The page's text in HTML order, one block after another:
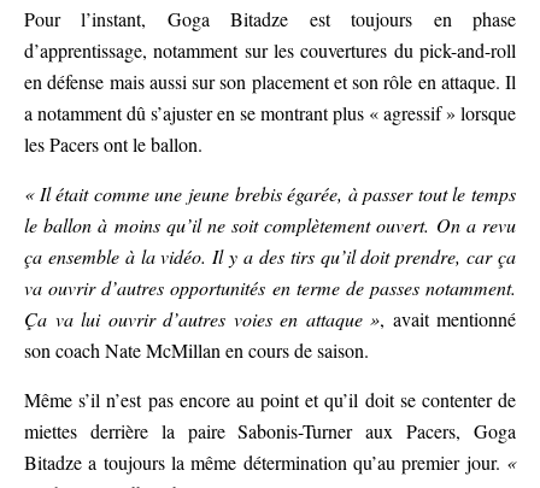
Pour l’instant, Goga Bitadze est toujours en phase
d’apprentissage, notamment sur les couvertures du pick-and-roll
en défense mais aussi sur son placement et son rôle en attaque. Il
a notamment dû s’ajuster en se montrant plus « agressif » lorsque
les Pacers ont le ballon.
« Il était comme une jeune brebis égarée, à passer tout le temps
le ballon à moins qu’il ne soit complètement ouvert. On a revu
ça ensemble à la vidéo. Il y a des tirs qu’il doit prendre, car ça
va ouvrir d’autres opportunités en terme de passes notamment.
Ça va lui ouvrir d’autres voies en attaque », avait mentionné
son coach Nate McMillan en cours de saison.
Même s’il n’est pas encore au point et qu’il doit se contenter de
miettes derrière la paire Sabonis-Turner aux Pacers, Goga
Bitadze a toujours la même détermination qu’au premier jour. «